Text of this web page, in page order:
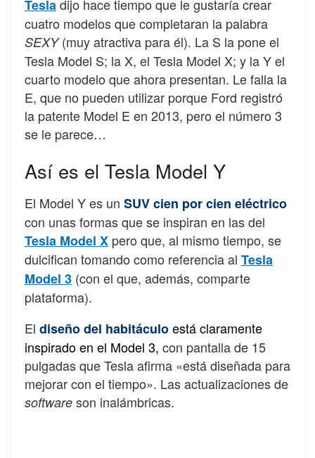
Tesladijo hace tiempo que le gustaría crear
cuatro modelos que completaran la palabra
SEXY(muy atractiva para él). La S la pone el
Tesla Model S; la X, el Tesla Model X; y la Y el
cuarto modelo que ahora presentan. Le falla la
E, que no pueden utilizar porque Ford registró
la patente Model E en 2013, pero el número 3
se le parece…
Así es el Tesla Model Y
El Model Y es un SUV cien por cien eléctrico
con unas formas que se inspiran en las del
Tesla Model X pero que, al mismo tiempo, se
dulcifican tomando como referencia al Tesla
Model 3 (con el que, además, comparte
plataforma).
El diseño del habitáculoestá claramente
inspirado en el Model 3, con pantalla de 15
pulgadas que Tesla afirma «está diseñada para
mejorar con el tiempo». Las actualizaciones de
software son inalámbricas.